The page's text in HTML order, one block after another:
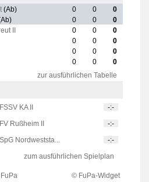
(Ab) 0 0
0
0 0
0
II
0 0
0
0 0
0
0 0
0
0 0
0
zur ausführlichen Tabelle
FSSV KA II
-:-
FV Rußheim II
-:-
SpG Nordweststa...
-:-
zum ausführlichen Spielplan
© FuPa-Widget